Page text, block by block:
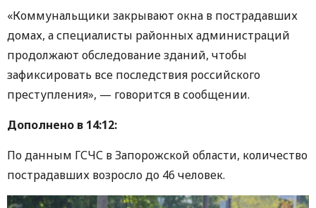
«Коммунальщики закрывают окна в пострадавших
домах, а специалисты районных администраций
продолжают обследование зданий, чтобы
зафиксировать все последствия российского
преступления», — говорится в сообщении.
Дополнено в 14:12:
По данным ГСЧС в Запорожской области, количество
пострадавших возросло до 46 человек.